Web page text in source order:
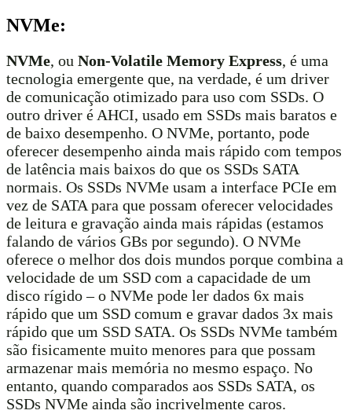
NVMe:
NVMe, ou Non-Volatile Memory Express, é uma
tecnologia emergente que, na verdade, é um driver
de comunicação otimizado para uso com SSDs. O
outro driver é AHCI, usado em SSDs mais baratos e
de baixo desempenho. O NVMe, portanto, pode
oferecer desempenho ainda mais rápido com tempos
de latência mais baixos do que os SSDs SATA
normais. Os SSDs NVMe usam a interface PCIe em
vez de SATA para que possam oferecer velocidades
de leitura e gravação ainda mais rápidas (estamos
falando de vários GBs por segundo). O NVMe
oferece o melhor dos dois mundos porque combina a
velocidade de um SSD com a capacidade de um
disco rígido – o NVMe pode ler dados 6x mais
rápido que um SSD comum e gravar dados 3x mais
rápido que um SSD SATA. Os SSDs NVMe também
são fisicamente muito menores para que possam
armazenar mais memória no mesmo espaço. No
entanto, quando comparados aos SSDs SATA, os
SSDs NVMe ainda são incrivelmente caros.